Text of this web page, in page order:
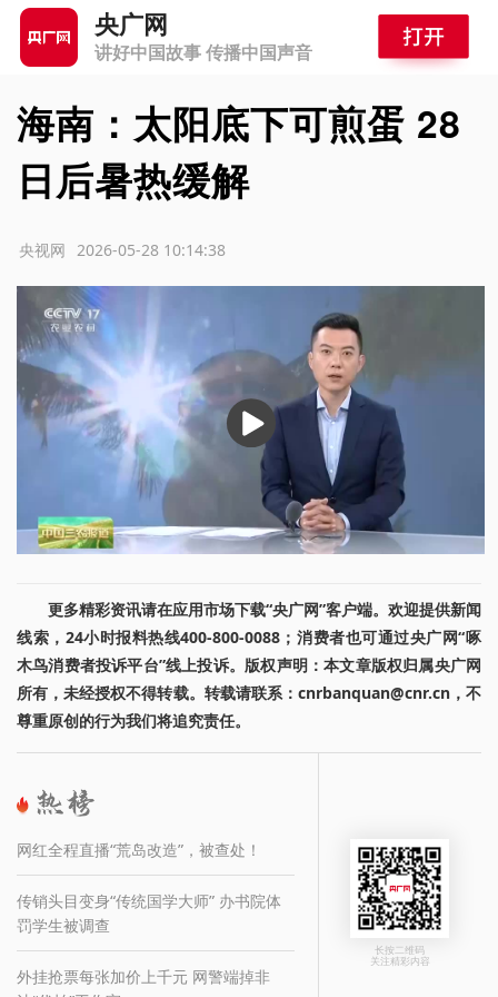
央广网
讲好中国故事 传播中国声音
海南：太阳底下可煎蛋 28
日后暑热缓解
2026-05-28 10:14:38
央视网
播
放
更多精彩资讯请在应用市场下载“央广网”客户端。欢迎提供新闻
线索，24小时报料热线400-800-0088；消费者也可通过央广网“啄
木鸟消费者投诉平台”线上投诉。版权声明：本文章版权归属央广网
所有，未经授权不得转载。转载请联系：cnrbanquan@cnr.cn，不
尊重原创的行为我们将追究责任。
网红全程直播“荒岛改造”，被查处！
传销头目变身“传统国学大师” 办书院体
罚学生被调查
外挂抢票每张加价上千元 网警端掉非
长按二维码
关注精彩内容